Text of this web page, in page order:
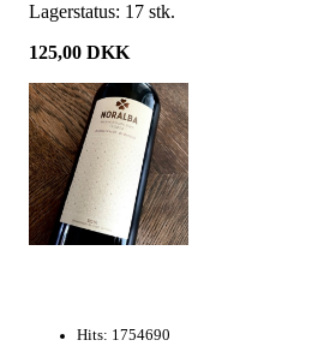
Lagerstatus: 17 stk.
125,00 DKK
Hits: 1754690